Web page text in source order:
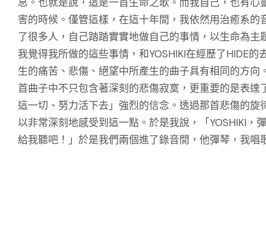
害的時候。僅管這樣，在這十年間，我依然用治癒系的
了很多人，自己踏踏實實地做自己的事情，以生命為主
我覺得我所做的這些事情，和YOSHIKI在經歷了HIDE的
生的痛苦、悲傷、絕望中所產生的曲子具有相同的方向
首曲子中不只包含著深刻的悲傷寂寞，更重要的是表達
這一切、努力活下去」強烈的信念。透過那首悲傷的旋
以非常深刻地感受到這一點。於是我說，「YOSHIKI，
給我聽吧！」於是我們兩個進了錄音間，他彈琴，我唱